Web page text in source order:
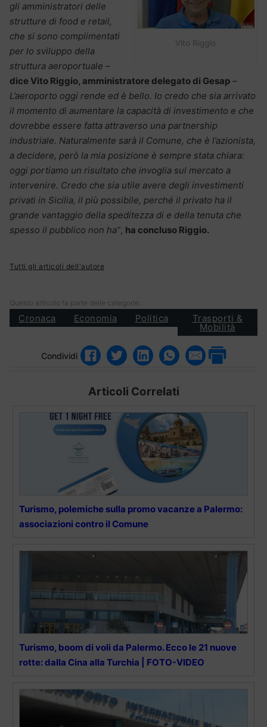
Vito Riggio
gli amministratori delle
strutture di food e retail,
che si sono complimentati
per lo sviluppo della
struttura aeroportuale –
dice Vito Riggio, amministratore delegato di Gesap –
L’aeroporto oggi rende ed è bello. Io credo che sia arrivato
il momento di aumentare la capacità di investimento e che
dovrebbe essere fatta attraverso una partnership
industriale. Naturalmente sarà il Comune, che è l’azionista,
a decidere, però la mia posizione è sempre stata chiara:
oggi portiamo un risultato che invoglia sul mercato a
intervenire. Credo che sia utile avere degli investimenti
privati in Sicilia, il più possibile, perché il privato ha il
grande vantaggio della speditezza di e della tenuta che
spesso il pubblico non ha”, ha concluso Riggio.
Tutti gli articoli dell'autore
Questo articolo fa parte delle categorie:
Cronaca Economia Politica Trasporti &
Mobilità
Condividi
Articoli Correlati
Turismo, polemiche sulla promo vacanze a Palermo:
associazioni contro il Comune
Turismo, boom di voli da Palermo. Ecco le 21 nuove
rotte: dalla Cina alla Turchia | FOTO-VIDEO